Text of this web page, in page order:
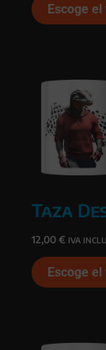
Escoge el
Taza
12,00€ IVA
Escoge